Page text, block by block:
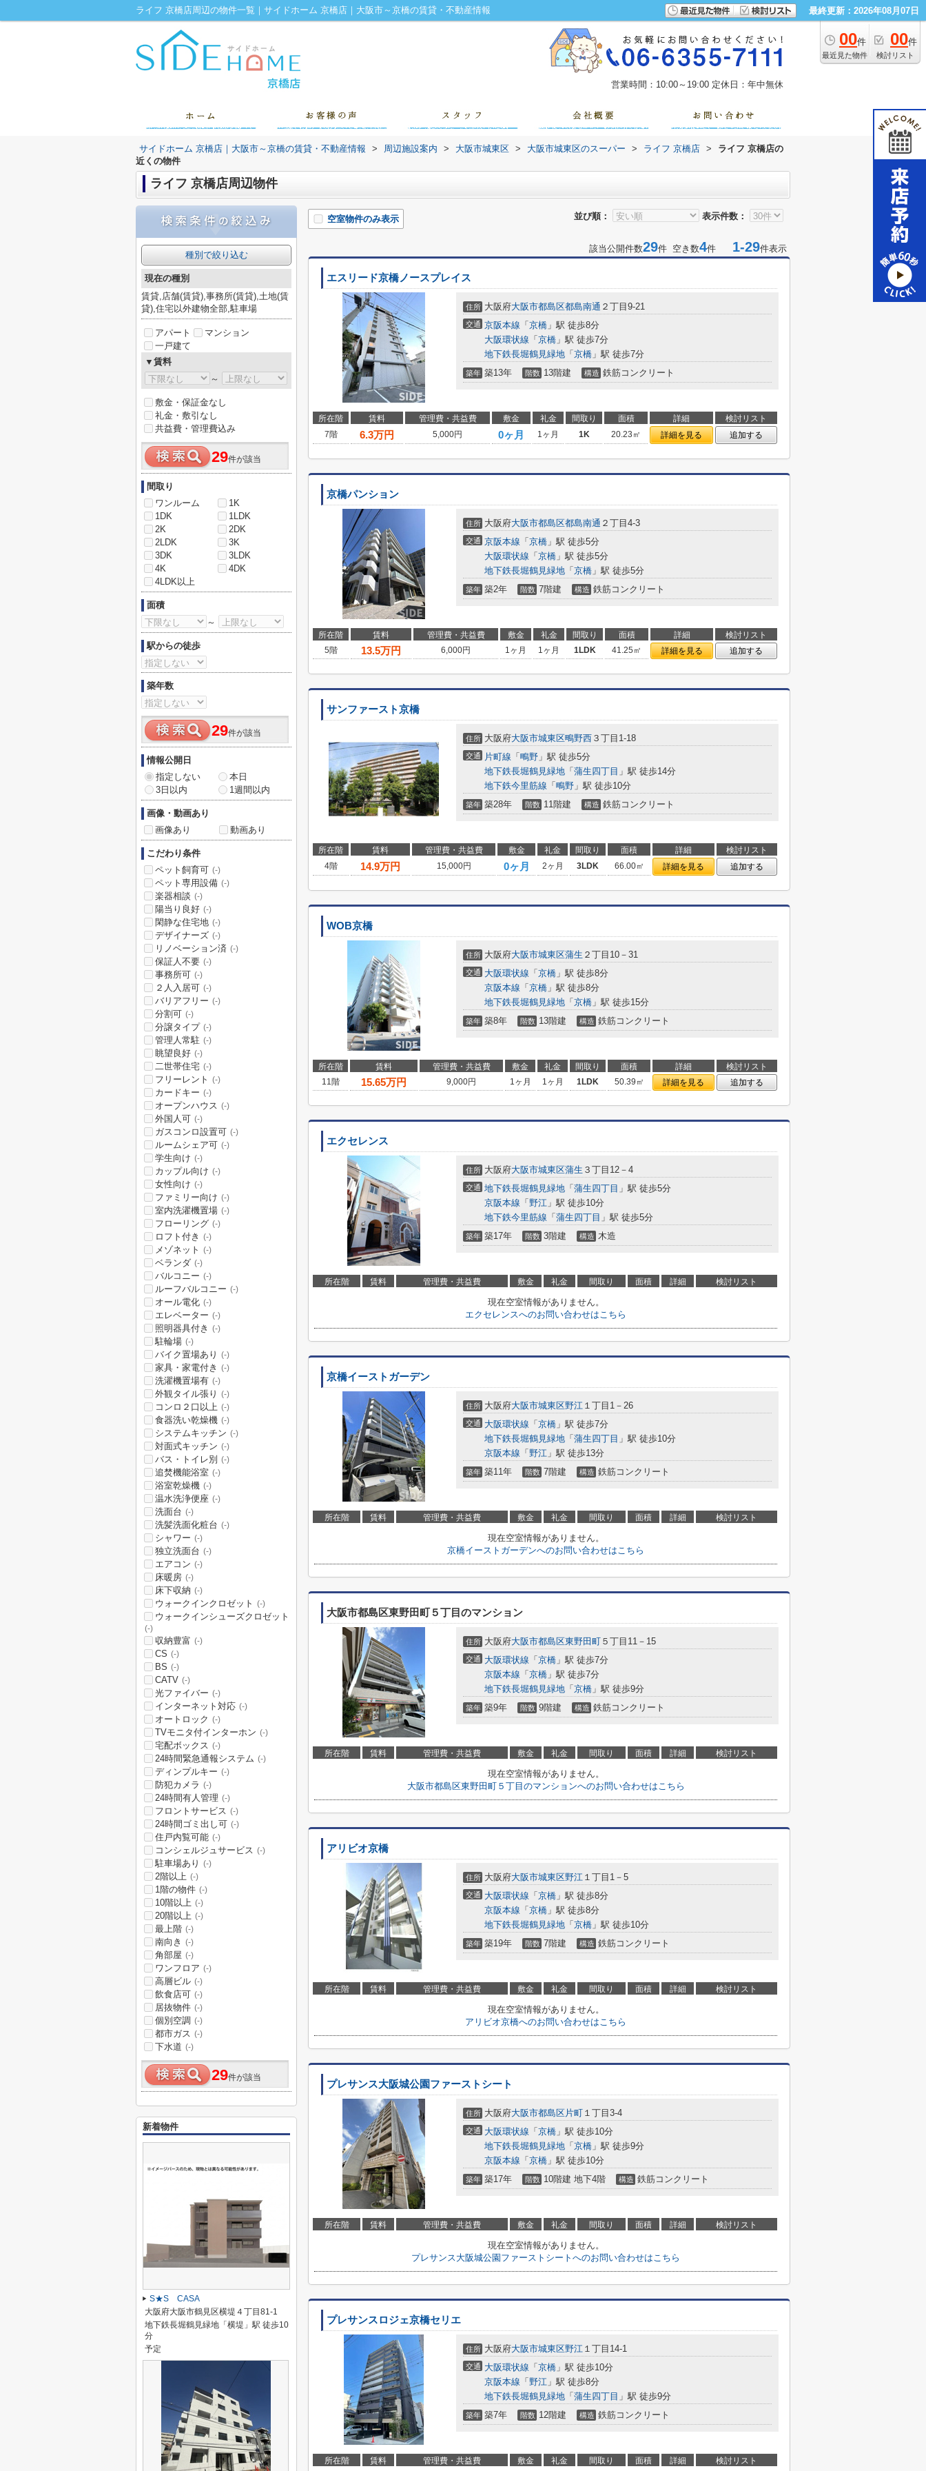
ライフ 京橋店周辺の物件一覧｜サイドホーム 京橋店｜大阪市～京橋の賃貸・不動産情報 最終更新：2026年08月07日
00件
最近見た物件
00件
検討リスト
営業時間：10:00～19:00 定休日：年中無休
サイドホーム 京橋店｜大阪市～京橋の賃貸・不動産情報 > 周辺施設案内 > 大阪市城東区 > 大阪市城東区のスーパー > ライフ 京橋店 >
ライフ 京橋店の
近くの物件
ライフ 京橋店周辺物件
並び順： 表示件数：
空室物件のみ表示
該当公開件数29件 空き数4件 1-29件表示
エスリード京橋ノースプレイス
住所 大阪府大阪市都島区都島南通 ２丁目9-21
交通 京阪本線 「 京橋 」駅 徒歩8分
大阪環状線 「 京橋 」駅 徒歩7分
地下鉄長堀鶴見緑地 「 京橋 」駅 徒歩7分
築年 築13年 階数 13階建 構造 鉄筋コンクリート
所在階 賃料 管理費・共益費 敷金 礼金 間取り 面積 詳細
検討リスト
7階
6.3万円 5,000円 0ヶ月 1ヶ月 1K 20.23㎡ 詳細を見る 追加する
京橋パンション
住所 大阪府大阪市都島区都島南通 ２丁目4-3
交通 京阪本線 「 京橋 」駅 徒歩5分
大阪環状線 「 京橋 」駅 徒歩5分
地下鉄長堀鶴見緑地 「 京橋 」駅 徒歩5分
築年 築2年 階数 7階建 構造 鉄筋コンクリート
所在階 賃料 管理費・共益費 敷金 礼金 間取り 面積 詳細
検討リスト
5階
13.5万円 6,000円 1ヶ月 1ヶ月 1LDK 41.25㎡ 詳細を見る 追加する
サンファースト京橋
住所 大阪府大阪市城東区鴫野西 ３丁目1-18
交通 片町線 「 鴫野 」駅 徒歩5分
地下鉄長堀鶴見緑地 「 蒲生四丁目 」駅 徒歩14分
地下鉄今里筋線 「 鴫野 」駅 徒歩10分
築年 築28年 階数 11階建 構造 鉄筋コンクリート
所在階 賃料 管理費・共益費 敷金 礼金 間取り 面積 詳細
検討リスト
4階
14.9万円 15,000円 0ヶ月 2ヶ月 3LDK 66.00㎡ 詳細を見る 追加する
WOB京橋
住所 大阪府大阪市城東区蒲生 ２丁目10－31
交通 大阪環状線 「 京橋 」駅 徒歩8分
京阪本線 「 京橋 」駅 徒歩8分
地下鉄長堀鶴見緑地 「 京橋 」駅 徒歩15分
築年 築8年 階数 13階建 構造 鉄筋コンクリート
所在階 賃料 管理費・共益費 敷金 礼金 間取り 面積 詳細
検討リスト
11階
15.65万円 9,000円 1ヶ月 1ヶ月 1LDK 50.39㎡ 詳細を見る 追加する
エクセレンス
住所 大阪府大阪市城東区蒲生 ３丁目12－4
交通 地下鉄長堀鶴見緑地 「 蒲生四丁目 」駅 徒歩5分
京阪本線 「 野江 」駅 徒歩10分
地下鉄今里筋線 「 蒲生四丁目 」駅 徒歩5分
築年 築17年 階数 3階建 構造 木造
所在階 賃料 管理費・共益費 敷金 礼金 間取り 面積 詳細 検討リスト
現在空室情報がありません。
エクセレンスへのお問い合わせはこちら
京橋イーストガーデン
住所 大阪府大阪市城東区野江 １丁目1－26
交通 大阪環状線 「 京橋 」駅 徒歩7分
地下鉄長堀鶴見緑地 「 蒲生四丁目 」駅 徒歩10分
京阪本線 「 野江 」駅 徒歩13分
築年 築11年 階数 7階建 構造 鉄筋コンクリート
所在階 賃料 管理費・共益費 敷金 礼金 間取り 面積 詳細 検討リスト
現在空室情報がありません。
京橋イーストガーデンへのお問い合わせはこちら
大阪市都島区東野田町５丁目のマンション
住所 大阪府大阪市都島区東野田町 ５丁目11－15
交通 大阪環状線 「 京橋 」駅 徒歩7分
京阪本線 「 京橋 」駅 徒歩7分
地下鉄長堀鶴見緑地 「 京橋 」駅 徒歩9分
築年 築9年 階数 9階建 構造 鉄筋コンクリート
所在階 賃料 管理費・共益費 敷金 礼金 間取り 面積 詳細 検討リスト
現在空室情報がありません。
大阪市都島区東野田町５丁目のマンションへのお問い合わせはこちら
アリビオ京橋
住所 大阪府大阪市城東区野江 １丁目1－5
交通 大阪環状線 「 京橋 」駅 徒歩8分
京阪本線 「 京橋 」駅 徒歩8分
地下鉄長堀鶴見緑地 「 京橋 」駅 徒歩10分
築年 築19年 階数 7階建 構造 鉄筋コンクリート
所在階 賃料 管理費・共益費 敷金 礼金 間取り 面積 詳細 検討リスト
現在空室情報がありません。
アリビオ京橋へのお問い合わせはこちら
プレサンス大阪城公園ファーストシート
住所 大阪府大阪市都島区片町 １丁目3-4
交通 大阪環状線 「 京橋 」駅 徒歩10分
地下鉄長堀鶴見緑地 「 京橋 」駅 徒歩9分
京阪本線 「 京橋 」駅 徒歩10分
築年 築17年 階数 10階建 地下4階 構造 鉄筋コンクリート
所在階 賃料 管理費・共益費 敷金 礼金 間取り 面積 詳細 検討リスト
現在空室情報がありません。
プレサンス大阪城公園ファーストシートへのお問い合わせはこちら
プレサンスロジェ京橋セリエ
住所 大阪府大阪市城東区野江 １丁目14-1
交通 大阪環状線 「 京橋 」駅 徒歩10分
京阪本線 「 野江 」駅 徒歩8分
地下鉄長堀鶴見緑地 「 蒲生四丁目 」駅 徒歩9分
築年 築7年 階数 12階建 構造 鉄筋コンクリート
所在階 賃料 管理費・共益費 敷金 礼金 間取り 面積 詳細 検討リスト
種別で絞り込む
現在の種別
賃貸,店舗(賃貸),事務所(賃貸),土地(賃
貸),住宅以外建物全部,駐車場
アパート
マンション
一戸建て
▼賃料
～
敷金・保証金なし
礼金・敷引なし
共益費・管理費込み
29件が該当
間取り
ワンルーム
1K
1DK
1LDK
2K
2DK
2LDK
3K
3DK
3LDK
4K
4DK
4LDK以上
面積
～
駅からの徒歩
築年数
29件が該当
情報公開日
指定しない
本日
3日以内
1週間以内
画像・動画あり
画像あり
動画あり
こだわり条件
ペット飼育可 (-)
ペット専用設備 (-)
楽器相談 (-)
陽当り良好 (-)
閑静な住宅地 (-)
デザイナーズ (-)
リノベーション済 (-)
保証人不要 (-)
事務所可 (-)
２人入居可 (-)
バリアフリー (-)
分割可 (-)
分譲タイプ (-)
管理人常駐 (-)
眺望良好 (-)
二世帯住宅 (-)
フリーレント (-)
カードキー (-)
オープンハウス (-)
外国人可 (-)
ガスコンロ設置可 (-)
ルームシェア可 (-)
学生向け (-)
カップル向け (-)
女性向け (-)
ファミリー向け (-)
室内洗濯機置場 (-)
フローリング (-)
ロフト付き (-)
メゾネット (-)
ベランダ (-)
バルコニー (-)
ルーフバルコニー (-)
オール電化 (-)
エレベーター (-)
照明器具付き (-)
駐輪場 (-)
バイク置場あり (-)
家具・家電付き (-)
洗濯機置場有 (-)
外観タイル張り (-)
コンロ２口以上 (-)
食器洗い乾燥機 (-)
システムキッチン (-)
対面式キッチン (-)
バス・トイレ別 (-)
追焚機能浴室 (-)
浴室乾燥機 (-)
温水洗浄便座 (-)
洗面台 (-)
洗髪洗面化粧台 (-)
シャワー (-)
独立洗面台 (-)
エアコン (-)
床暖房 (-)
床下収納 (-)
ウォークインクロゼット (-)
ウォークインシューズクロゼット
(-)
収納豊富 (-)
CS (-)
BS (-)
CATV (-)
光ファイバー (-)
インターネット対応 (-)
オートロック (-)
TVモニタ付インターホン (-)
宅配ボックス (-)
24時間緊急通報システム (-)
ディンプルキー (-)
防犯カメラ (-)
24時間有人管理 (-)
フロントサービス (-)
24時間ゴミ出し可 (-)
住戸内覧可能 (-)
コンシェルジュサービス (-)
駐車場あり (-)
2階以上 (-)
1階の物件 (-)
10階以上 (-)
20階以上 (-)
最上階 (-)
南向き (-)
角部屋 (-)
ワンフロア (-)
高層ビル (-)
飲食店可 (-)
居抜物件 (-)
個別空調 (-)
都市ガス (-)
下水道 (-)
29件が該当
新着物件
S★S CASA
大阪府大阪市鶴見区横堤４丁目81-1
地下鉄長堀鶴見緑地「横堤」駅 徒歩10
分
予定